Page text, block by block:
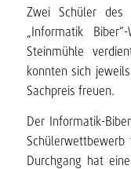
Zwei Schüler des
„Informatik
Steinmühle
konnten sich
Sachpreis freuen.
Der Informatik-
Durchgang hat